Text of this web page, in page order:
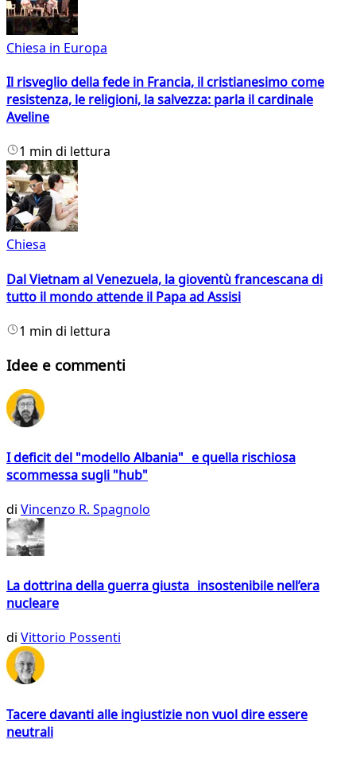
Chiesa in Europa
Il risveglio della fede in Francia, il cristianesimo come
resistenza, le religioni, la salvezza: parla il cardinale
Aveline
1 min di lettura
Chiesa
Dal Vietnam al Venezuela, la gioventù francescana di
tutto il mondo attende il Papa ad Assisi
1 min di lettura
Idee e commenti
I deficit del "modello Albania" e quella rischiosa
scommessa sugli "hub"
di Vincenzo R. Spagnolo
La dottrina della guerra giusta insostenibile nell’era
nucleare
di Vittorio Possenti
Tacere davanti alle ingiustizie non vuol dire essere
neutrali